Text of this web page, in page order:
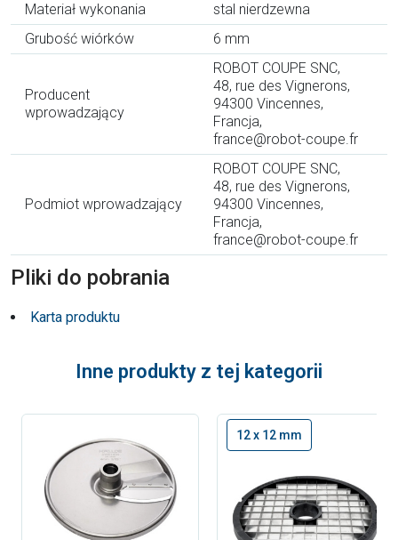
Materiał wykonania
stal nierdzewna
Grubość wiórków
6 mm
Producent
wprowadzający
ROBOT COUPE SNC,
48, rue des Vignerons,
94300 Vincennes,
Francja,
france@robot-coupe.fr
Podmiot wprowadzający
ROBOT COUPE SNC,
48, rue des Vignerons,
94300 Vincennes,
Francja,
france@robot-coupe.fr
Pliki do pobrania
Karta produktu
Inne produkty z tej kategorii
12 x 12 mm